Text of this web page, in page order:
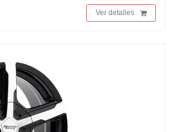
Ver detalles